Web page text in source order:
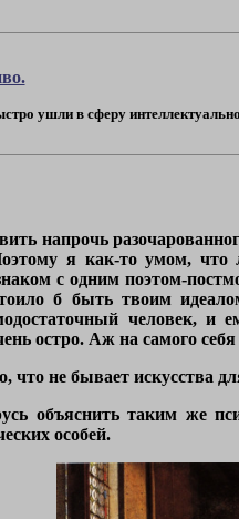
ушли в сферу
напрочь
я как-то умом,
с одним поэтом-
б быть твоим
человек,
остро. Аж на самого
что не бывает искусства
объяснить таким же
особей.